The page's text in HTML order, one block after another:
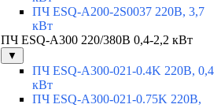
ПЧ ESQ-A200-2S0037 220В, 3,7
кВт
ПЧ ESQ-A300 220/380В 0,4-2,2 кВт
▼
ПЧ ESQ-A300-021-0.4K 220В, 0,4
кВт
ПЧ ESQ-A300-021-0.75K 220В,